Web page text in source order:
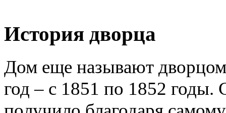
История дворца
Дом еще называют дворцом
год – с 1851 по 1852